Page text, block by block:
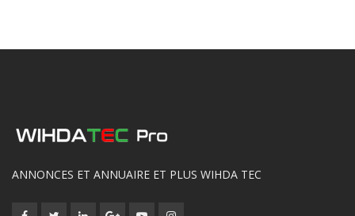
ANNONCES ET ANNUAIRE ET PLUS WIHDA TEC